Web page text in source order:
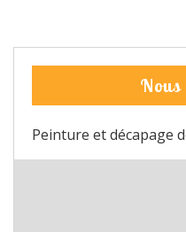
Peinture et décapage